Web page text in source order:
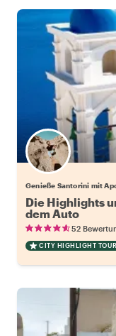
Genieße Santorini mit
Die Highlights
dem Auto
52
CITY HIGHLIGHT TOUR